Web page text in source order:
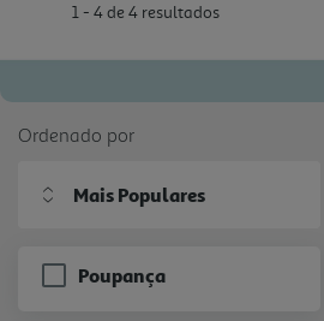
1 - 4 de 4 resultados
Ordenado por
Mais Populares
Poupança